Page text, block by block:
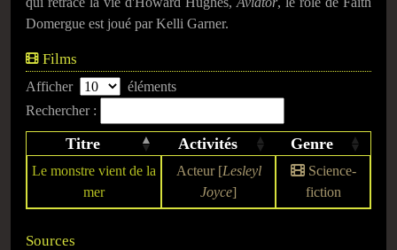
Domergue est joué par Kelli Garner.
Films
Afficher
éléments
Rechercher :
Titre Activités Genre
Le monstre vient de la
mer
Acteur [Lesleyl
Joyce]
Science-
fiction
Sources